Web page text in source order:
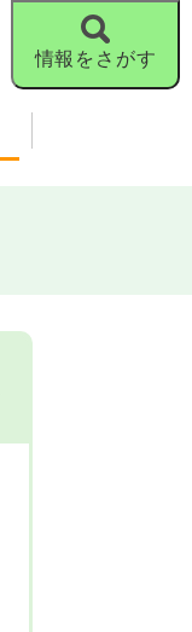
情報をさがす